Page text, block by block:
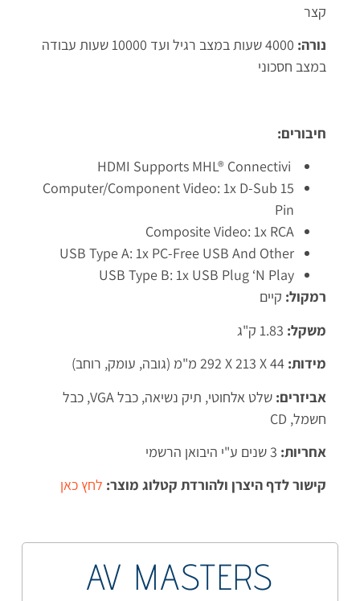
קצר
נורה:
4000 שעות במצב רגיל ועד 10000 שעות עבודה
במצב חסכוני
חיבורים:
Computer/component Video: 1x D-Sub 15
Pin
Composite Video: 1x RCA
USB Type A: 1x PC-Free USB And Other
USB Type B: 1x USB Plug ‘n Play
רמקול: קיים
משקל:
מידות: 292‎ X 213 X 44 מ"מ (גובה, עומק, רוחב)
אביזרים:
שלט אלחוטי, תיק נשיאה, כבל VGA, כבל
חשמל, CD
אחריות:
קישור לדף היצרן ולהורדת קטלוג מוצר: לחץ כאן
AV MASTERS